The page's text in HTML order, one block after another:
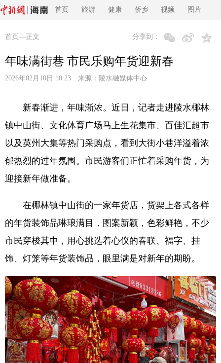
首页 旅游 健康 侨乡 视频 图片
首页 —正文 分享到：
年味满街巷 市民乐购年货迎新春
2026年02月10日 10:23 来源： 陵水融媒体中心
新春渐进，年味渐浓。近日，记者走进陵水椰林
镇中山街、文化体育广场马上生花集市、百佳汇超市
以及英州大集等热门采购点，看到大街小巷洋溢着浓
郁热烈的过年氛围。市民游客们正忙着采购年货，为
迎接新年做准备。
在椰林镇中山街的一家年货店，货架上各式各样
的年货装饰品琳琅满目，图案新颖，色彩鲜艳，不少
市民穿梭其中，用心挑选着心仪的春联、福字、挂
饰、灯笼等年货装饰品，眼里满是对新年的期盼。